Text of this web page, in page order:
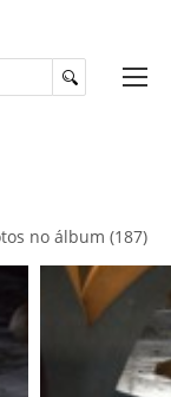
no álbum (187)